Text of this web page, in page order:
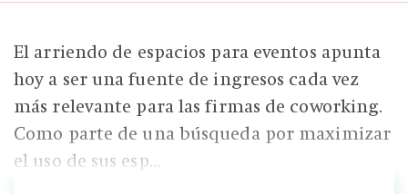
El arriendo de espacios para eventos apunta
hoy a ser una fuente de ingresos cada vez
más relevante para las firmas de coworking.
Como parte de una búsqueda por maximizar
el uso de sus esp...